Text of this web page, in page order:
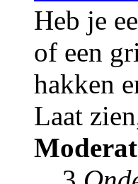
Heb je
of een
hakken
Laat